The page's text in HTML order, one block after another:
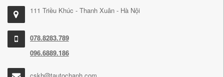
111 Triều Khúc - Thanh Xuân - Hà Nội
078.8283.789
096.6889.186